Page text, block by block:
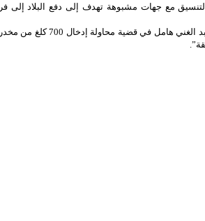
مع جهات مشبوهة تهدف إلى دفع البلاد إلى
واستجوب القضاء المدير العام للأمن الوطني السابق